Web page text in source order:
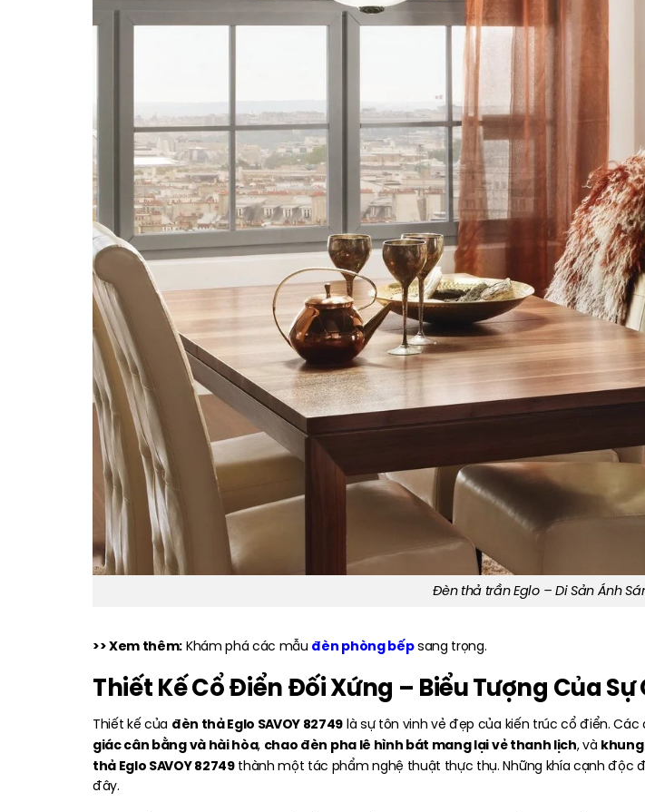
Đèn thả trần Eglo – Di Sản Ánh
>> Xem thêm:Khám phá các mẫu đèn phòng bếpsang trọng.
Thiết Kế Cổ Điển Đối Xứng – Biểu Tượng Của Sự
Thiết kế của đèn thả Eglo SAVOY 82749là sự tôn vinh vẻ đẹp của kiến trúc cổ điển.
giác cân bằng và hài hòa, chao đèn pha lê hình bát mang lại vẻ thanh lịch, và
thả Eglo SAVOY 82749thành một tác phẩm nghệ thuật thực thụ. Những khía cạnh độc
đây.